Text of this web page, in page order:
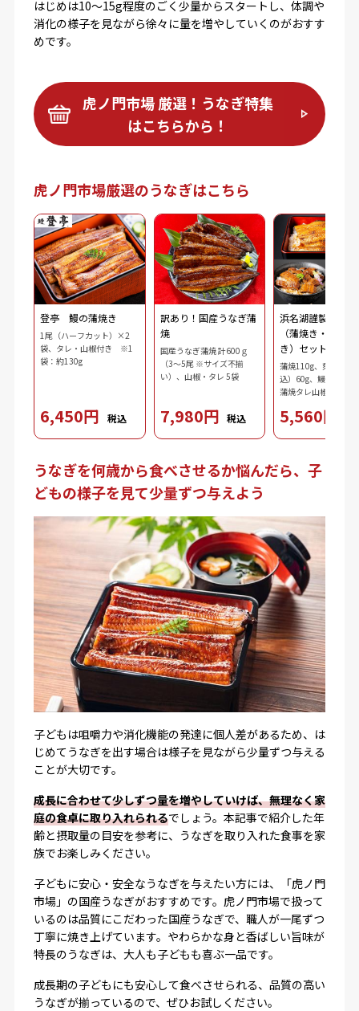
はじめは10〜15g程度のごく少量からスタートし、体調や
消化の様子を見ながら徐々に量を増やしていくのがおすす
めです。
虎ノ門市場 厳選！うなぎ特集
はこちらから！
虎ノ門市場厳選のうなぎはこちら
登亭 鰻の蒲焼き
1尾（ハーフカット）×2
袋、タレ・山椒付き ※1
袋：約130g
6,450円 税込
訳あり！国産うなぎ蒲
焼
国産うなぎ蒲焼 計600ｇ
（3～5尾 ※サイズ不揃
い）、山椒・タレ 5袋
7,980円 税込
浜名湖謹製 鰻三
（蒲焼き・刻み
き）セット
蒲焼110g、刻み鰻（
込）60g、鰻肝蒲焼
蒲焼タレ山椒（タレ
3.7g、ダシ10ml、わ
5,560円
うなぎを何歳から食べさせるか悩んだら、子
どもの様子を見て少量ずつ与えよう
子どもは咀嚼力や消化機能の発達に個人差があるため、は
じめてうなぎを出す場合は様子を見ながら少量ずつ与える
ことが大切です。
成長に合わせて少しずつ量を増やしていけば、無理なく家
庭の食卓に取り入れられるでしょう。本記事で紹介した年
齢と摂取量の目安を参考に、うなぎを取り入れた食事を家
族でお楽しみください。
子どもに安心・安全なうなぎを与えたい方には、「虎ノ門
市場」の国産うなぎがおすすめです。虎ノ門市場で扱って
いるのは品質にこだわった国産うなぎで、職人が一尾ずつ
丁寧に焼き上げています。やわらかな身と香ばしい旨味が
特長のうなぎは、大人も子どもも喜ぶ一品です。
成長期の子どもにも安心して食べさせられる、品質の高い
うなぎが揃っているので、ぜひお試しください。